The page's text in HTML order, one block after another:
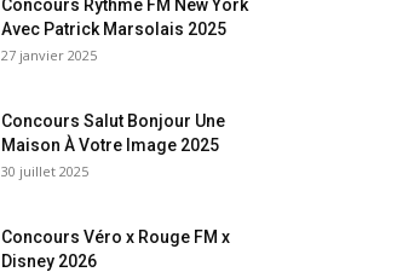
Concours Rythme FM New York
Avec Patrick Marsolais 2025
27 janvier 2025
Concours Salut Bonjour Une
Maison À Votre Image 2025
30 juillet 2025
Concours Véro x Rouge FM x
Disney 2026